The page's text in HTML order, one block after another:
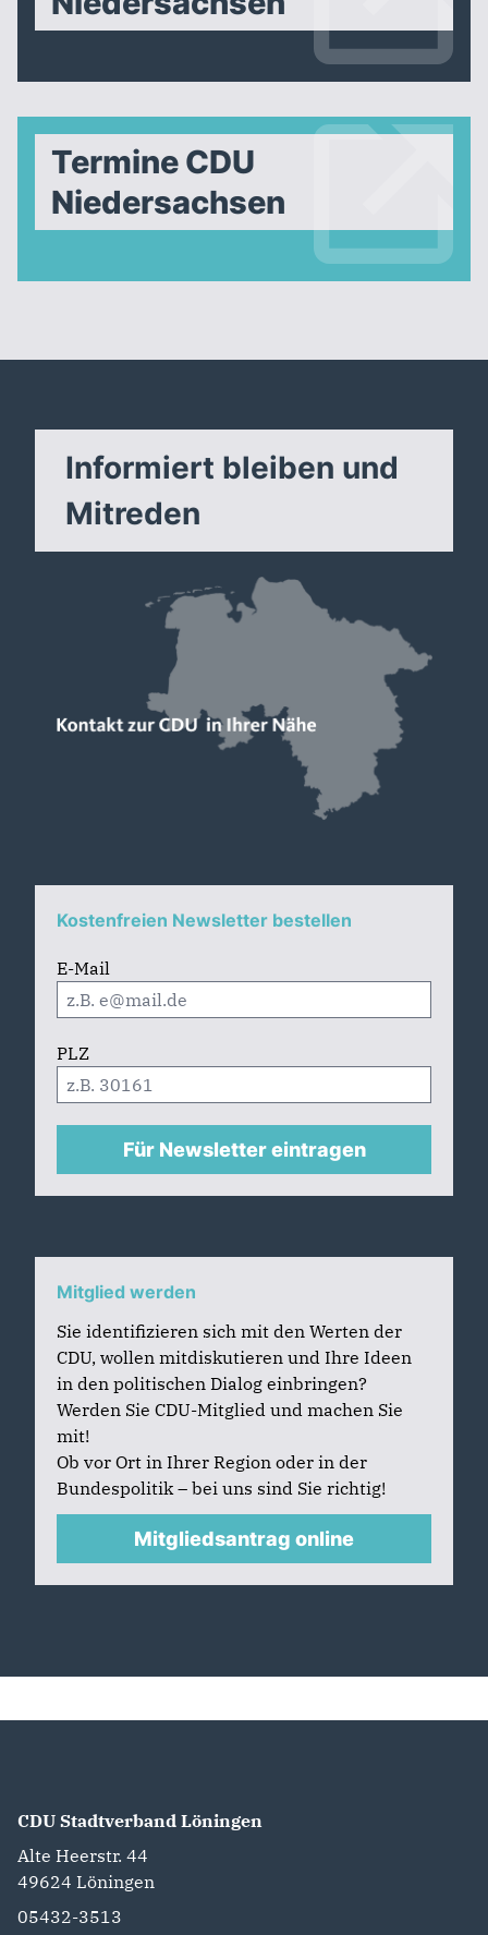
Termine CDU
Niedersachsen
Informiert bleiben und
Mitreden
Kostenfreien Newsletter bestellen
E-Mail
PLZ
Für Newsletter eintragen
Mitglied werden
Sie identifizieren sich mit den Werten der
CDU, wollen mitdiskutieren und Ihre Ideen
in den politischen Dialog einbringen?
Werden Sie CDU-Mitglied und machen Sie
mit!
Ob vor Ort in Ihrer Region oder in der
Bundespolitik – bei uns sind Sie richtig!
Mitgliedsantrag online
CDU Stadtverband Löningen
Alte Heerstr. 44
49624 Löningen
05432-3513